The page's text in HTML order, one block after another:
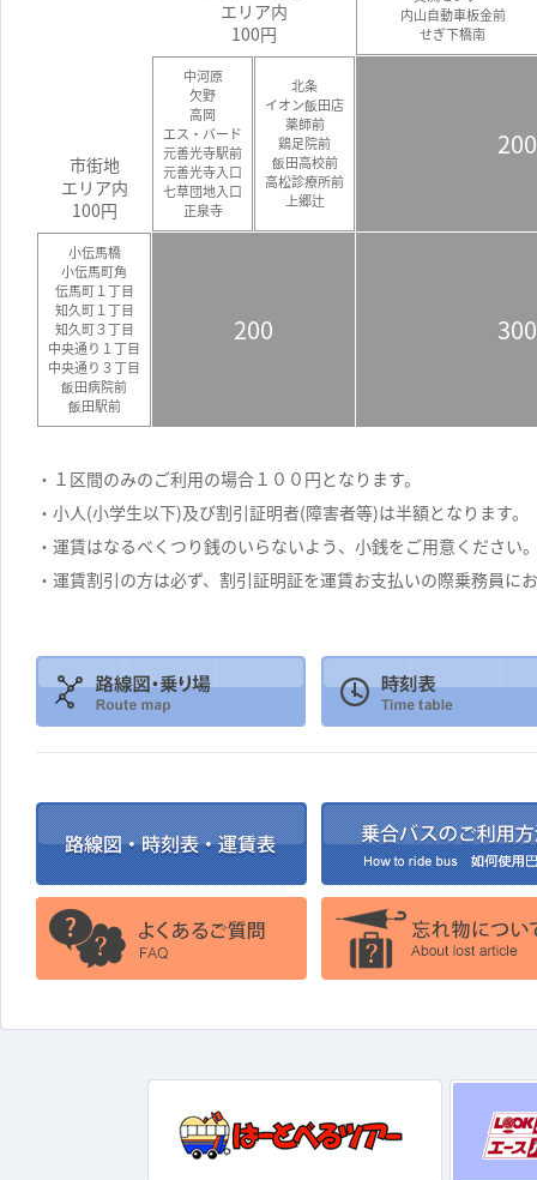
エリア内
100円
内山自動車板金前
せぎ下橋南
市街地
エリア内
100円
中河原
欠野
高岡
エス・バード
元善光寺駅前
元善光寺入口
七草団地入口
正泉寺
北条
イオン飯田店
薬師前
鶏足院前
飯田高校前
高松診療所前
上郷辻
200
小伝馬橋
小伝馬町角
伝馬町１丁目
知久町１丁目
知久町３丁目
中央通り１丁目
中央通り３丁目
飯田病院前
飯田駅前
200 300
・１区間のみのご利用の場合１００円となります。
・小人(小学生以下)及び割引証明者(障害者等)は半額となります。
・運賃はなるべくつり銭のいらないよう、小銭をご用意ください
・運賃割引の方は必ず、割引証明証を運賃お支払いの際乗務員に